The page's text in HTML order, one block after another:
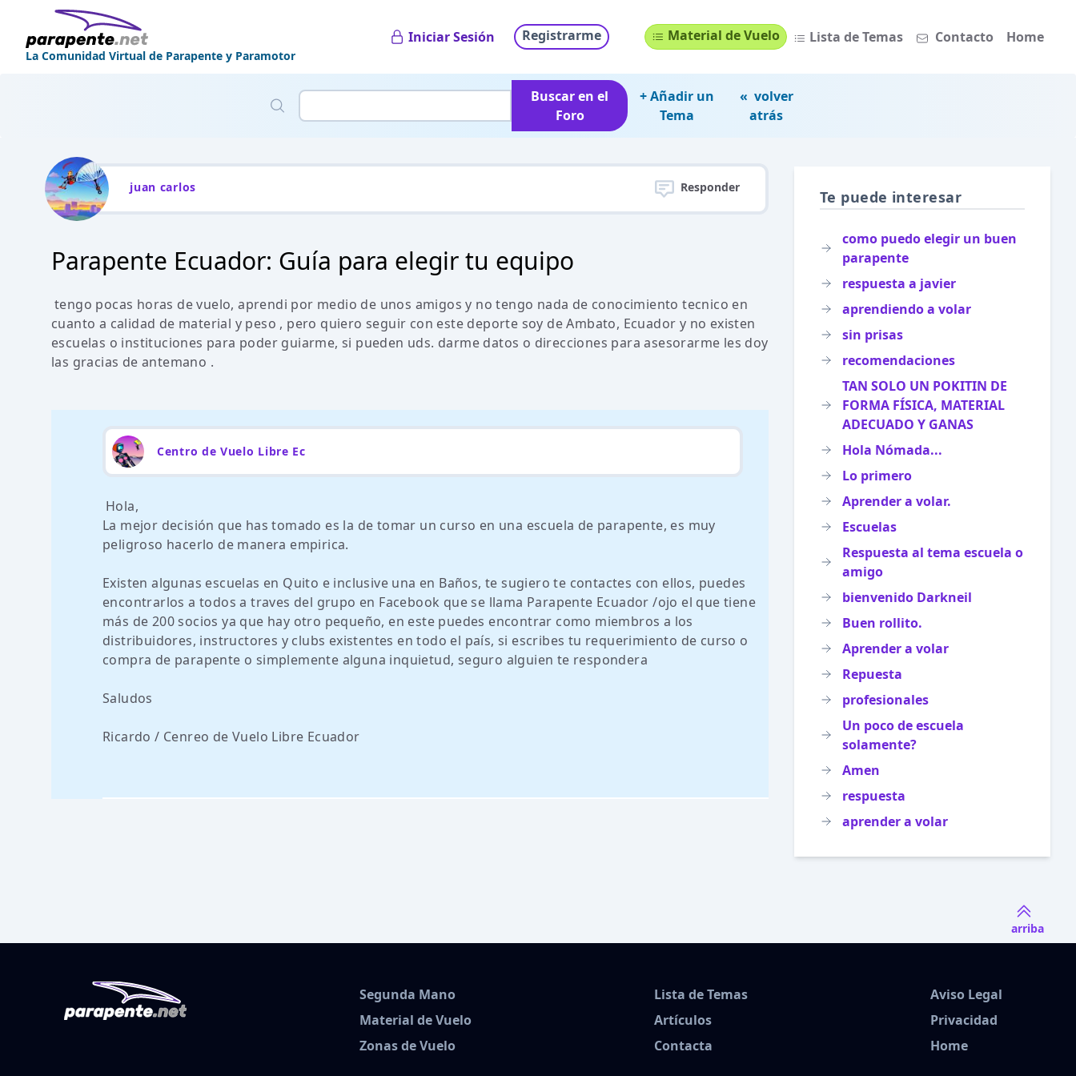
La Comunidad Virtual de Parapente y Paramotor
Iniciar Sesión Registrarme Material de Vuelo Lista de Temas Contacto Home
Buscar en el
Foro
+ Añadir un
Tema
« volver
atrás
juan carlos Responder
Parapente Ecuador: Guía para elegir tu equipo
tengo pocas horas de vuelo, aprendi por medio de unos amigos y no tengo nada de conocimiento tecnico en
cuanto a calidad de material y peso , pero quiero seguir con este deporte soy de Ambato, Ecuador y no existen
escuelas o instituciones para poder guiarme, si pueden uds. darme datos o direcciones para asesorarme les doy
las gracias de antemano .
Centro de Vuelo Libre Ec
Hola,
La mejor decisión que has tomado es la de tomar un curso en una escuela de parapente, es muy
peligroso hacerlo de manera empirica.
Existen algunas escuelas en Quito e inclusive una en Baños, te sugiero te contactes con ellos, puedes
encontrarlos a todos a traves del grupo en Facebook que se llama Parapente Ecuador /ojo el que tiene
más de 200 socios ya que hay otro pequeño, en este puedes encontrar como miembros a los
distribuidores, instructores y clubs existentes en todo el país, si escribes tu requerimiento de curso o
compra de parapente o simplemente alguna inquietud, seguro alguien te respondera
Saludos
Ricardo / Cenreo de Vuelo Libre Ecuador
Te puede interesar
como puedo elegir un buen
parapente
respuesta a javier
aprendiendo a volar
sin prisas
recomendaciones
TAN SOLO UN POKITIN DE
FORMA FÍSICA, MATERIAL
ADECUADO Y GANAS
Hola Nómada...
Lo primero
Aprender a volar.
Escuelas
Respuesta al tema escuela o
amigo
bienvenido Darkneil
Buen rollito.
Aprender a volar
Repuesta
profesionales
Un poco de escuela
solamente?
Amen
respuesta
aprender a volar
arriba
Segunda Mano
Material de Vuelo
Zonas de Vuelo
Lista de Temas
Artículos
Contacta
Aviso Legal
Privacidad
Home